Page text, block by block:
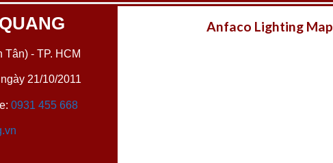
- TP. HCM
21/10/2011
0931 455 668
Anfaco Lighting Map